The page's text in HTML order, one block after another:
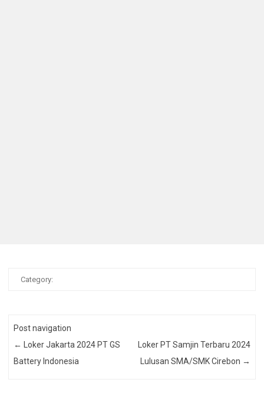
Category:
Post navigation
←
Loker Jakarta 2024 PT GS
Battery Indonesia
Loker PT Samjin Terbaru 2024
Lulusan SMA/SMK Cirebon →